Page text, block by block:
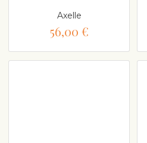
Axelle
56,00 €